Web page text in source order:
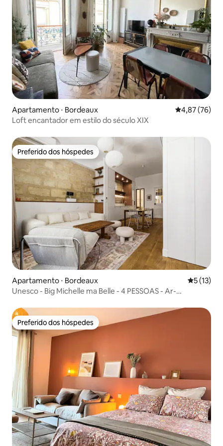
Apartamento ⋅ Bordeaux 4,87 de uma
4,87 (76)
Loft encantador em estilo do século XIX
Preferido dos hóspedes
Preferido dos hóspedes
Apartamento ⋅ Bordeaux 5 de uma
5 (13)
Unesco - Big Michelle ma Belle - 4 PESSOAS - Ar-
Preferido dos hóspedes
Preferido dos hóspedes